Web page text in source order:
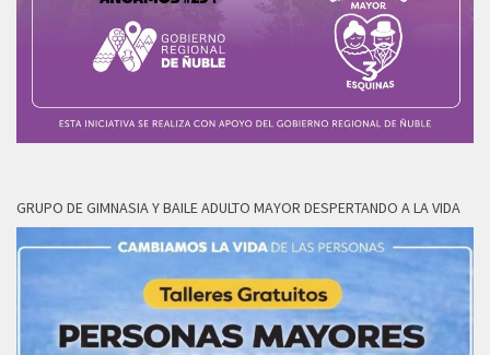
GRUPO DE GIMNASIA Y BAILE ADULTO MAYOR DESPERTANDO A LA VIDA